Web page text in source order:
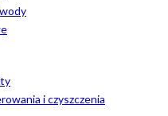
i czyszczenia